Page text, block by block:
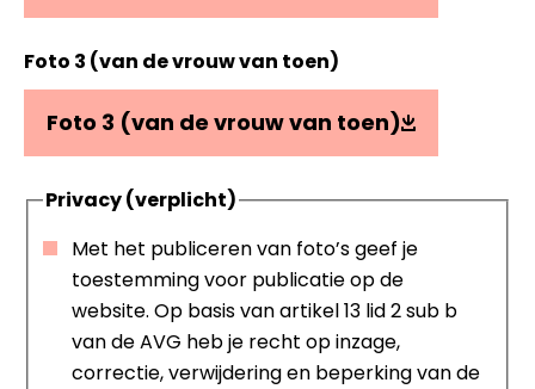
Foto 3 (van de vrouw van toen)
Foto 3 (van de vrouw van toen)
Privacy (verplicht)
Met het publiceren van foto’s geef je
toestemming voor publicatie op de
website. Op basis van artikel 13 lid 2 sub b
van de AVG heb je recht op inzage,
correctie, verwijdering en beperking van de